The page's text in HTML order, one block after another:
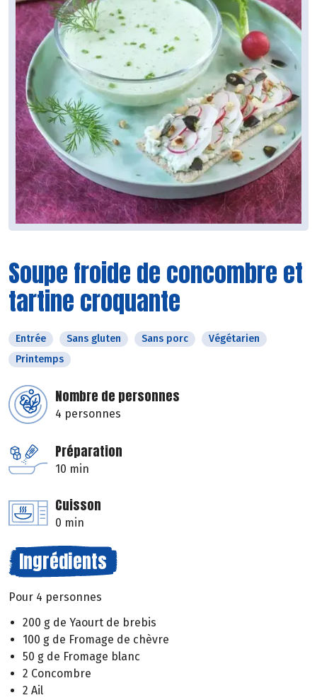
Soupe froide de concombre et
tartine croquante
Entrée Sans gluten Sans porc
Végétarien
Printemps
Nombre de personnes
4 personnes
Préparation
10 min
Cuisson
0 min
Ingrédients
Pour 4 personnes
200 g de Yaourt de brebis
100 g de Fromage de chèvre
50 g de Fromage blanc
2 Concombre
2 Ail